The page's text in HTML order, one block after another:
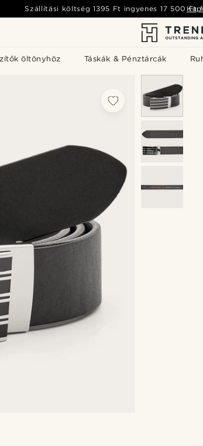
öltönyhöz Táskák & Pénztárcák
Szállítási költség1395 Ft ingyenes 17 500 Ft